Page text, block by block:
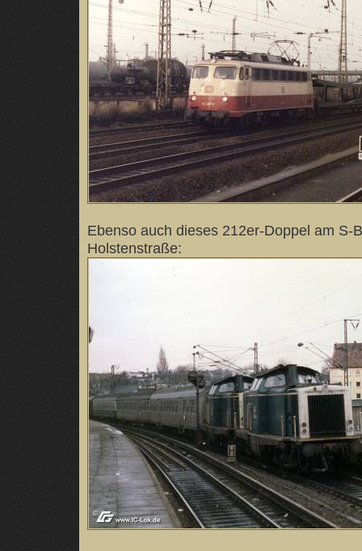
Ebenso auch dieses 212er-Doppel am S-
Holstenstraße: